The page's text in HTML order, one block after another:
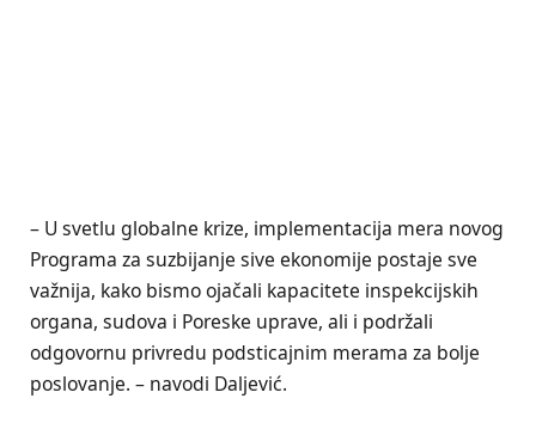
– U svetlu globalne krize, implementacija mera novog
Programa za suzbijanje sive ekonomije postaje sve
važnija, kako bismo ojačali kapacitete inspekcijskih
organa, sudova i Poreske uprave, ali i podržali
odgovornu privredu podsticajnim merama za bolje
poslovanje. – navodi Daljević.